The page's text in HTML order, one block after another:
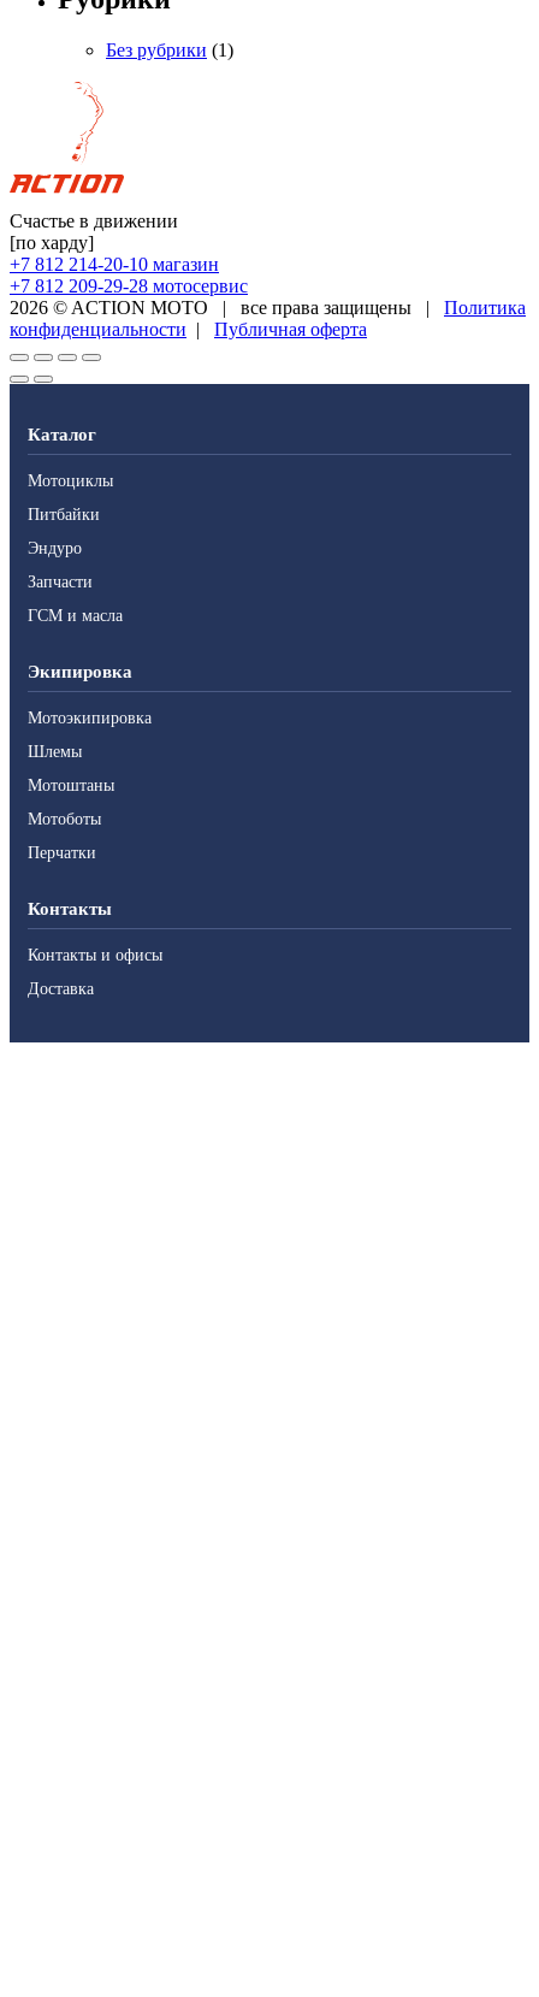
Без рубрики (1)
Счастье в движении
[по харду]
+7 812 214-20-10 магазин
+7 812 209-29-28 мотосервис
2026 © ACTION MOTO | все права защищены |
Политика
конфиденциальности | Публичная оферта
Каталог
Мотоциклы
Питбайки
Эндуро
Запчасти
ГСМ и масла
Экипировка
Мотоэкипировка
Шлемы
Мотоштаны
Мотоботы
Перчатки
Контакты
Контакты и офисы
Доставка